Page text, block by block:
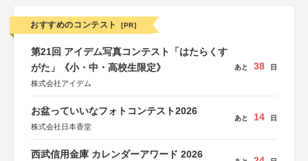
おすすめのコンテスト [PR]
第21回 アイデム写真コンテスト「はたらくす
がた」《小・中・高校生限定》
株式会社アイデム
あと 38 日
お盆っていいなフォトコンテスト2026
株式会社日本香堂
あと 14 日
西武信用金庫 カレンダーアワード 2026